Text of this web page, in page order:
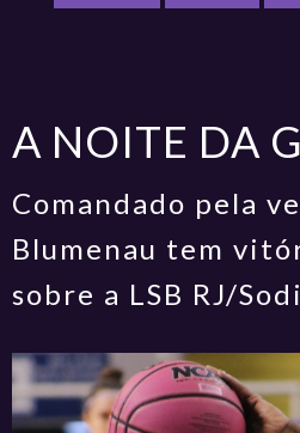
A NOITE DA
Comandado pela
Blumenau tem
sobre a LSB RJ/